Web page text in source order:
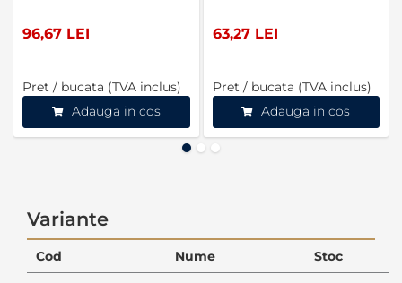
96,67 LEI
Pret / bucata (TVA inclus)
Adauga in cos
63,27 LEI
Pret / bucata (TVA inclus)
Adauga in cos
Variante
Cod Nume Stoc